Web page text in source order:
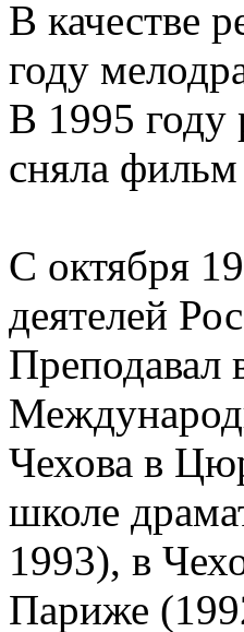
В качестве
году
В 1995 году
сняла
С октября
деятелей
Чехова в
школе
1993), в
Париже